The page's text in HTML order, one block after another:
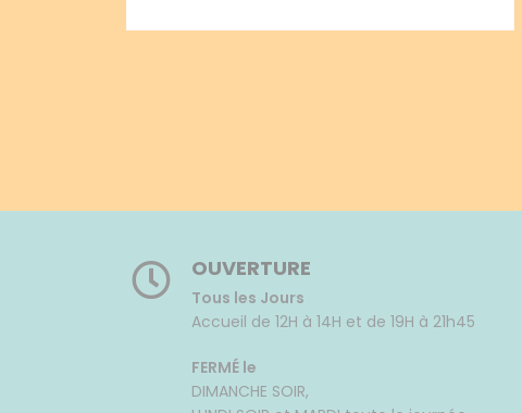
OUVERTURE
Tous les Jours
Accueil de 12H à 14H et de 19H à 21h45
FERMÉ le
DIMANCHE SOIR,